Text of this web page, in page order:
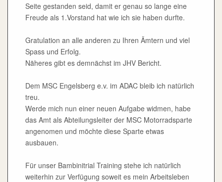
Seite gestanden seid, damit er genau so lange eine
Freude als 1.Vorstand hat wie ich sie haben durfte.
Gratulation an alle anderen zu Ihren Ämtern und viel
Spass und Erfolg.
Näheres gibt es demnächst im JHV Bericht.
Dem MSC Engelsberg e.v. im ADAC bleib ich natürlich
treu.
Werde mich nun einer neuen Aufgabe widmen, habe
das Amt als Abteilungsleiter der MSC Motorradsparte
angenomen und möchte diese Sparte etwas
ausbauen.
Für unser Bambinitrial Training stehe ich natürlich
weiterhin zur Verfügung soweit es mein Arbeitsleben